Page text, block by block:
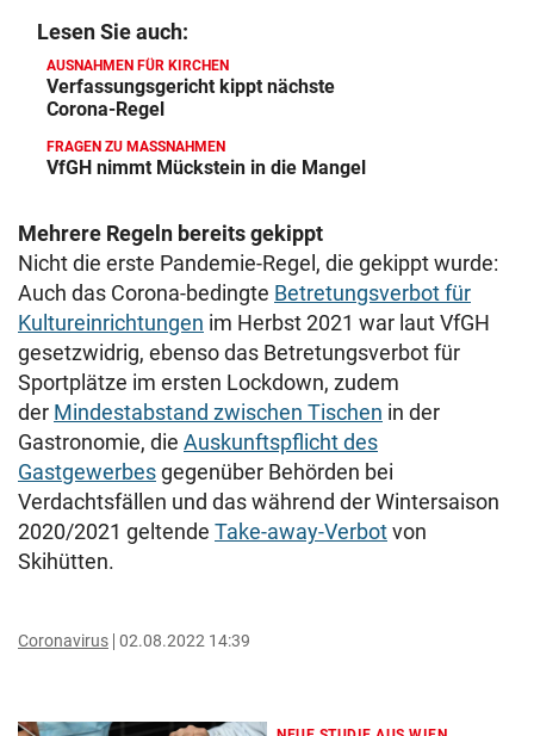
Lesen Sie auch:
AUSNAHMEN FÜR KIRCHEN
Verfassungsgericht kippt nächste
Corona-Regel
FRAGEN ZU MASSNAHMEN
VfGH nimmt Mückstein in die Mangel
Mehrere Regeln bereits gekippt
Nicht die erste Pandemie-Regel, die gekippt wurde:
Auch das Corona-bedingte Betretungsverbot für
Kultureinrichtungen im Herbst 2021 war laut VfGH
gesetzwidrig, ebenso das Betretungsverbot für
Sportplätze im ersten Lockdown, zudem
der Mindestabstand zwischen Tischen in der
Gastronomie, die Auskunftspflicht des
Gastgewerbesgegenüber Behörden bei
Verdachtsfällen und das während der Wintersaison
2020/2021 geltende Take-away-Verbotvon
Skihütten.
Coronavirus 02.08.2022 14:39